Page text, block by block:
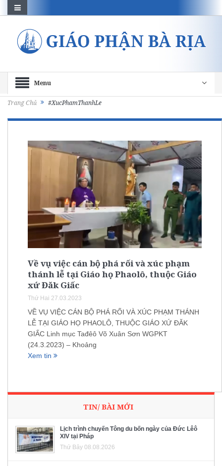
Menu
Trang Chủ #XucPhamThanhLe
Về vụ việc cán bộ phá rối và xúc phạm
thánh lễ tại Giáo họ Phaolô, thuộc Giáo
xứ Đăk Giấc
Thứ Hai 27.03.2023
VỀ VỤ VIỆC CÁN BỘ PHÁ RỐI VÀ XÚC PHẠM THÁNH
LỄ TẠI GIÁO HỌ PHAOLÔ, THUỘC GIÁO XỨ ĐĂK
GIẤC Linh mục Tađêô Võ Xuân Sơn WGPKT
(24.3.2023) – Khoảng
Xem tin
TIN/ BÀI MỚI
Lịch trình chuyến Tông du bốn ngày của Đức Lêô
XIV tại Pháp
Thứ Bảy 08.08.2026